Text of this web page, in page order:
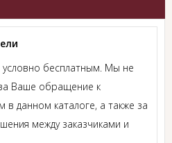
условно бесплатным. Мы не
Ваше обращение к
данном каталоге, а также за
между заказчиками и